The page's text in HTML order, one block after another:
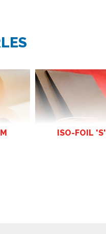
ISO-FOIL 'S'